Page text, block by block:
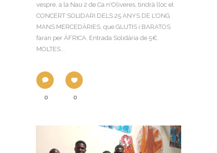
vespre, a la Nau 2 de Ca n'Oliveres, tindrà lloc el
CONCERT SOLIDARI DELS 25 ANYS DE L'ONG
MANS MERCEDÀRIES, que GLUTIS i BARATOS
faran per ÀFRICA. Entrada Solidària de 5€.
MOLTES...
0 0